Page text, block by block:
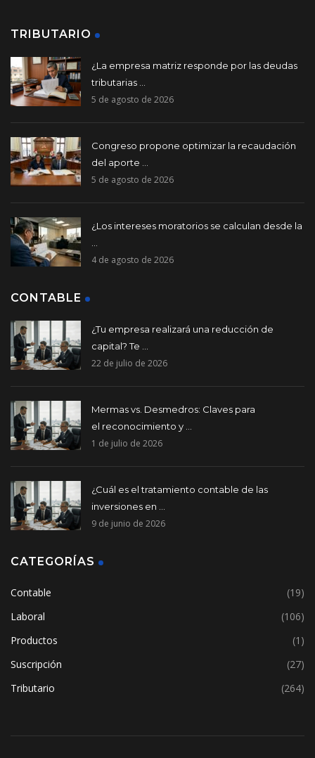
TRIBUTARIO
¿La empresa matriz responde por las deudas
tributarias ...
5 de agosto de 2026
Congreso propone optimizar la recaudación
del aporte ...
5 de agosto de 2026
¿Los intereses moratorios se calculan desde la
4 de agosto de 2026
CONTABLE
¿Tu empresa realizará una reducción de
capital? Te ...
22 de julio de 2026
Mermas vs. Desmedros: Claves para
el reconocimiento y ...
1 de julio de 2026
¿Cuál es el tratamiento contable de las
inversiones en ...
9 de junio de 2026
CATEGORÍAS
Contable
(19)
Laboral
(106)
Productos
(1)
Suscripción
(27)
Tributario
(264)